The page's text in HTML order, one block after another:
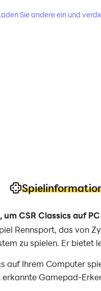
Sie andere ein und
CSR Classics auf
Rennsport, das von
zu spielen. Er bietet
auf Ihrem Computer
Gamepad-